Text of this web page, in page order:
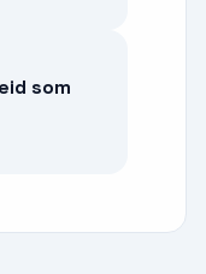
som